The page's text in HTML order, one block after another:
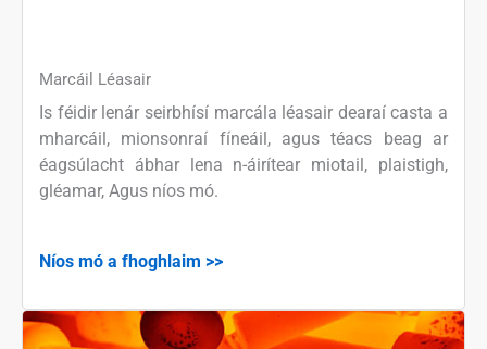
Marcáil Léasair
Is féidir lenár seirbhísí marcála léasair dearaí casta a
mharcáil, mionsonraí fíneáil, agus téacs beag ar
éagsúlacht ábhar lena n-áirítear miotail, plaistigh,
gléamar, Agus níos mó.
Níos mó a fhoghlaim >>